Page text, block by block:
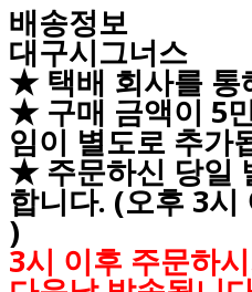
배송정보
대구시그너스
★ 택배 회사를 통
★ 구매 금액이 5
임이 별도로 추가
★ 주문하신 당일
합니다. (오후 3시
)
3시 이후 주문하